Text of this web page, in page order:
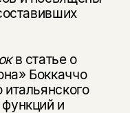
в статье о
Боккаччо
и